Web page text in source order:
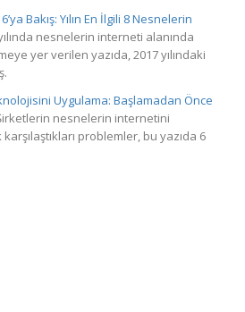
Bakış: Yılın En İlgili 8 Nesnelerin
nesnelerin interneti alanında
yer verilen yazıda, 2017 yılındaki
Uygulama: Başlamadan Önce
nesnelerin internetini
problemler, bu yazıda 6